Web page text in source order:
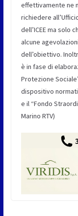
effettivamente ne
richiedere
dell’ICEE ma solo
alcune
dell’obiettivo.
è in fase di
Protezione
dispositivo
e il “Fondo
Marino RTV)